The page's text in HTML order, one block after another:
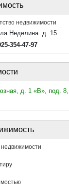
недвижимости
Неделина. д. 15
354-47-97
д. 1 «В», под.